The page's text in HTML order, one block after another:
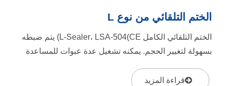
الختم التلقائي من نوع L
الختم التلقائي الكامل L-Sealer، LSA-504(CE) يتم ضبطه
بسهولة لتغيير الحجم. يمكنه تشغيل عدة عبوات للمساعدة
قراءة المزيد